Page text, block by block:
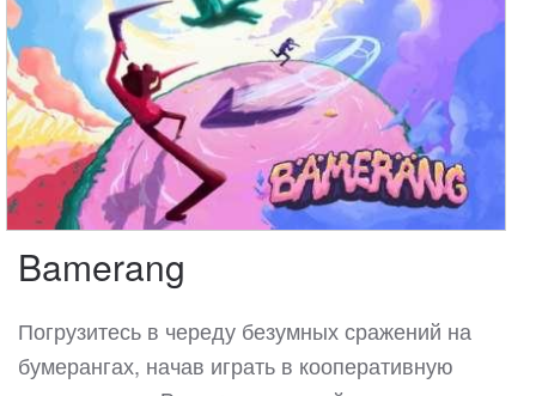
Bamerang
Погрузитесь в череду безумных сражений на
бумерангах, начав играть в кооперативную